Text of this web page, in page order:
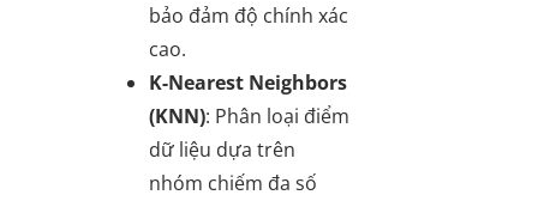
bảo đảm độ chính xác
cao.
K-Nearest Neighbors
(KNN): Phân loại điểm
dữ liệu dựa trên
nhóm chiếm đa số